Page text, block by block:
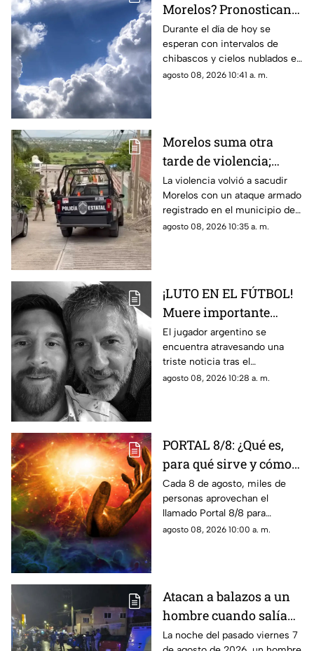
Morelos? Pronostican
tardes nubladas con
chubascos en estos
municipios
Durante el día de hoy se
esperan con intervalos de
chibascos y cielos nublados en
diferentes municipios de
agosto 08, 2026 10:41 a. m.
Morelos suma otra
tarde de violencia;
ejecutan a un hombre
en Jojutla
La violencia volvió a sacudir
Morelos con un ataque armado
registrado en el municipio de
Jojutla.
agosto 08, 2026 10:35 a. m.
¡LUTO EN EL FÚTBOL!
Muere importante
figura de la familia
MESSI; así dieron a
conocer la noticia
El jugador argentino se
encuentra atravesando una
triste noticia tras el
fallecimiento de su padre.
agosto 08, 2026 10:28 a. m.
PORTAL 8/8: ¿Qué es,
para qué sirve y cómo
manifestar
correctamente?
Cada 8 de agosto, miles de
personas aprovechan el
llamado Portal 8/8 para
reflexionar, pedir y establecer
agosto 08, 2026 10:00 a. m.
Atacan a balazos a un
hombre cuando salía
de una iglesia en
La noche del pasado viernes 7